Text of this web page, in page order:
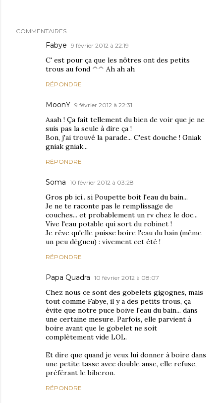
COMMENTAIRES
Fabye 9 février 2012 à 22:19
C' est pour ça que les nôtres ont des petits
trous au fond ^^ Ah ah ah
RÉPONDRE
MoonY 9 février 2012 à 22:31
Aaah ! Ça fait tellement du bien de voir que je ne
suis pas la seule à dire ça !
Bon, j'ai trouvé la parade... C'est douche ! Gniak
gniak gniak...
RÉPONDRE
Soma 10 février 2012 à 03:28
Gros pb ici.. si Poupette boit l'eau du bain...
Je ne te raconte pas le remplissage de
couches... et probablement un rv chez le doc...
Vive l'eau potable qui sort du robinet !
Je rêve qu'elle puisse boire l'eau du bain (même
un peu dégueu) : vivement cet été !
RÉPONDRE
Papa Quadra 10 février 2012 à 08:07
Chez nous ce sont des gobelets gigognes, mais
tout comme Fabye, il y a des petits trous, ça
évite que notre puce boive l'eau du bain... dans
une certaine mesure. Parfois, elle parvient à
boire avant que le gobelet ne soit
complètement vide LOL.
Et dire que quand je veux lui donner à boire dans
une petite tasse avec double anse, elle refuse,
préférant le biberon.
RÉPONDRE